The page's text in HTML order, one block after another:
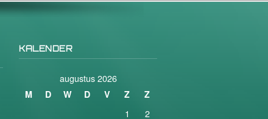
KALENDER
augustus 2026
M D W D V Z Z
1
2